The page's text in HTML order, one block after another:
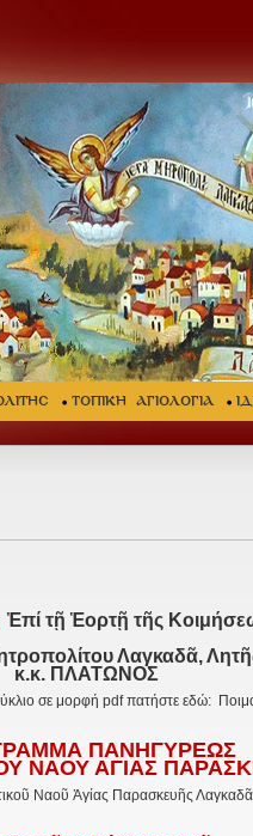
ΤΟΠΙΚΗ ΑΓΙΟΛΟΓΙΑ
Ἐπί τῇ Ἑορτῇ τῆς
Λαγκαδᾶ,
κ.κ. ΠΛΑΤΩΝΟΣ
σε μορφή pdf πατήστε εδώ:
ΠΑΝΗΓΥΡΕΩΣ
ΝΑΟΥ ΑΓΙΑΣ
Ναοῦ Ἁγίας Παρασκευῆς